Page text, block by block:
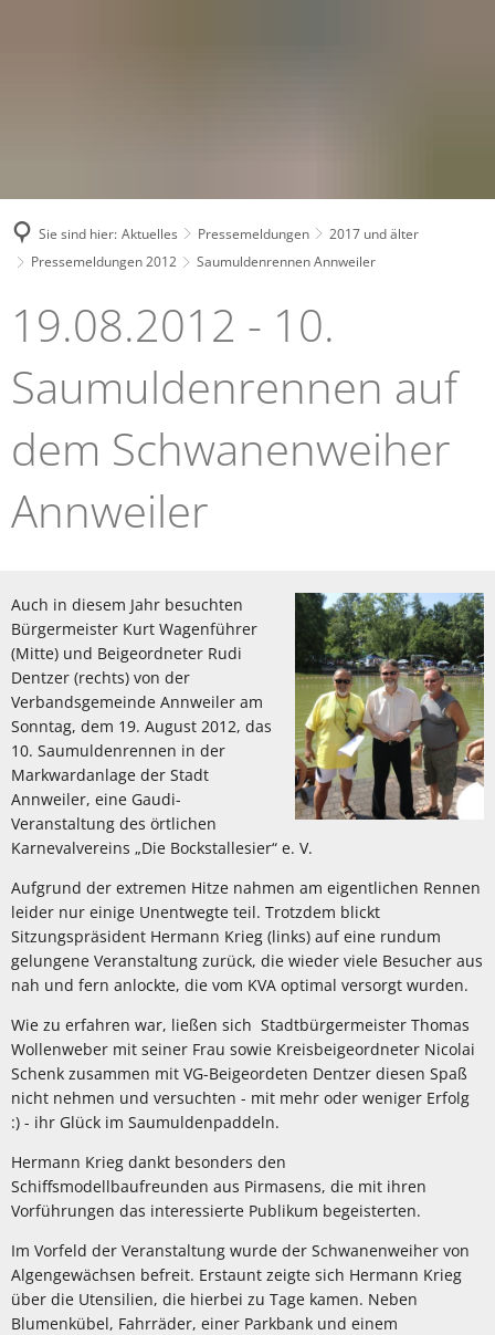
Sie sind hier: Aktuelles Pressemeldungen
2017 und älter
Pressemeldungen 2012
Saumuldenrennen Annweiler
Saumuldenrennen
Annweiler
19.08.2012 - 10.
Saumuldenrennen auf
dem Schwanenweiher
Annweiler
Auch in diesem Jahr besuchten
Bürgermeister Kurt Wagenführer
(Mitte) und Beigeordneter Rudi
Dentzer (rechts) von der
Verbandsgemeinde Annweiler am
Sonntag, dem 19. August 2012, das
10. Saumuldenrennen in der
Markwardanlage der Stadt
Annweiler, eine Gaudi-
Veranstaltung des örtlichen
Karnevalvereins „Die Bockstallesier“ e. V.
Aufgrund der extremen Hitze nahmen am eigentlichen Rennen
leider nur einige Unentwegte teil. Trotzdem blickt
Sitzungspräsident Hermann Krieg (links) auf eine rundum
gelungene Veranstaltung zurück, die wieder viele Besucher aus
nah und fern anlockte, die vom KVA optimal versorgt wurden.
Wie zu erfahren war, ließen sich Stadtbürgermeister Thomas
Wollenweber mit seiner Frau sowie Kreisbeigeordneter Nicolai
Schenk zusammen mit VG-Beigeordeten Dentzer diesen Spaß
nicht nehmen und versuchten - mit mehr oder weniger Erfolg
:) - ihr Glück im Saumuldenpaddeln.
Hermann Krieg dankt besonders den
Schiffsmodellbaufreunden aus Pirmasens, die mit ihren
Vorführungen das interessierte Publikum begeisterten.
Im Vorfeld der Veranstaltung wurde der Schwanenweiher von
Algengewächsen befreit. Erstaunt zeigte sich Hermann Krieg
über die Utensilien, die hierbei zu Tage kamen. Neben
Blumenkübel, Fahrräder, einer Parkbank und einem